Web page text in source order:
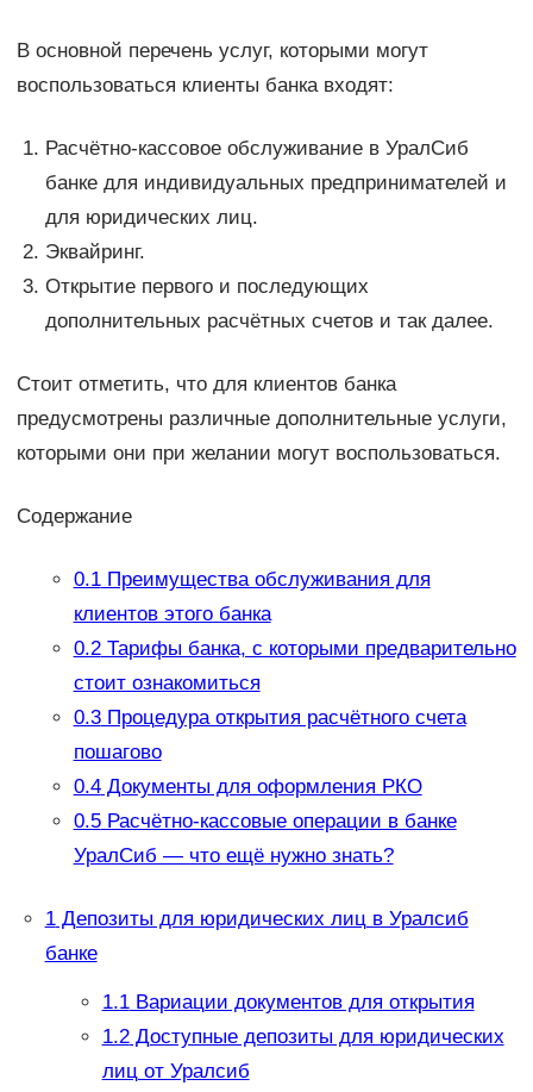
В основной перечень услуг, которыми могут
воспользоваться клиенты банка входят:
Расчётно-кассовое обслуживание в УралСиб
банке для индивидуальных предпринимателей и
для юридических лиц.
Эквайринг.
Открытие первого и последующих
дополнительных расчётных счетов и так далее.
Стоит отметить, что для клиентов банка
предусмотрены различные дополнительные услуги,
которыми они при желании могут воспользоваться.
Содержание
0.1Преимущества обслуживания для
клиентов этого банка
0.2Тарифы банка, с которыми предварительно
стоит ознакомиться
0.3Процедура открытия расчётного счета
пошагово
0.4Документы для оформления РКО
0.5Расчётно-кассовые операции в банке
УралСиб — что ещё нужно знать?
1Депозиты для юридических лиц в Уралсиб
банке
1.1Вариации документов для открытия
1.2Доступные депозиты для юридических
лиц от Уралсиб